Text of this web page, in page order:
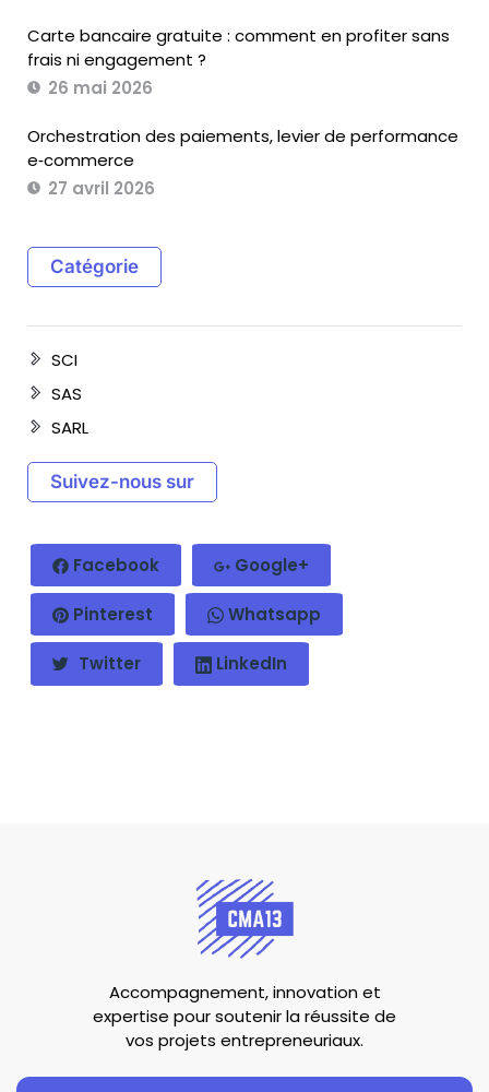
Carte bancaire gratuite : comment en profiter sans
frais ni engagement ?
26 mai 2026
Orchestration des paiements, levier de performance
e‑commerce
27 avril 2026
Catégorie
SCI
SAS
SARL
Suivez-nous sur
Facebook Google+
Pinterest Whatsapp
Twitter LinkedIn
Accompagnement, innovation et
expertise pour soutenir la réussite de
vos projets entrepreneuriaux.